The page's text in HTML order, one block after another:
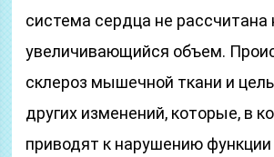
система сердца не рассчитана
увеличивающийся объем.
склероз мышечной ткани и
других изменений, которые, в
приводят к нарушению